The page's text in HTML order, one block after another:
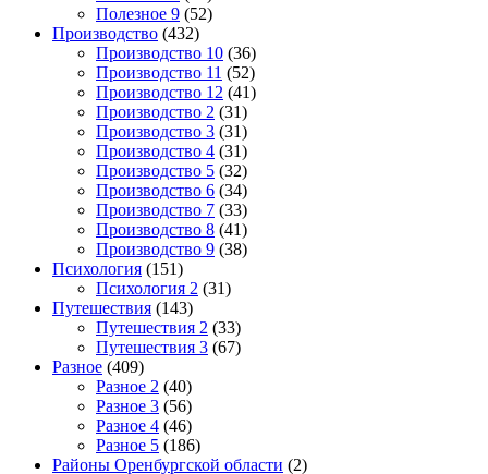
Полезное 9 (52)
Производство (432)
Производство 10 (36)
Производство 11 (52)
Производство 12 (41)
Производство 2 (31)
Производство 3 (31)
Производство 4 (31)
Производство 5 (32)
Производство 6 (34)
Производство 7 (33)
Производство 8 (41)
Производство 9 (38)
Психология (151)
Психология 2 (31)
Путешествия (143)
Путешествия 2 (33)
Путешествия 3 (67)
Разное (409)
Разное 2 (40)
Разное 3 (56)
Разное 4 (46)
Разное 5 (186)
Районы Оренбургской области (2)